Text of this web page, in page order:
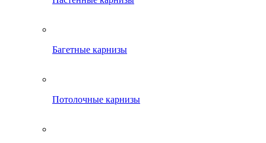
Багетные карнизы
Потолочные карнизы